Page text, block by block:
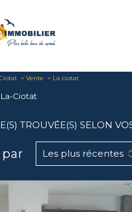
Vente La ciotat
Ciotat
TROUVÉE(S) SELON
Les plus récentes